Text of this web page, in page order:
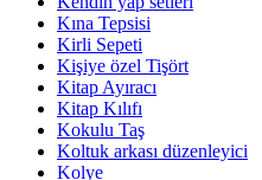
Kına Tepsisi
Kirli Sepeti
Kişiye özel Tişört
Kitap Ayıracı
Kitap Kılıfı
Kokulu Taş
Koltuk arkası düzenleyici
Kolye